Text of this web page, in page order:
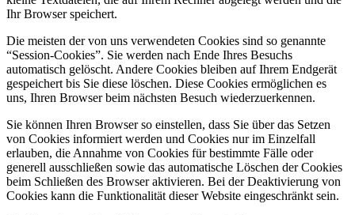
Ihr Browser speichert.
Die meisten der von uns verwendeten Cookies sind so genannte
“Session-Cookies”. Sie werden nach Ende Ihres Besuchs
automatisch gelöscht. Andere Cookies bleiben auf Ihrem Endgerät
gespeichert bis Sie diese löschen. Diese Cookies ermöglichen es
uns, Ihren Browser beim nächsten Besuch wiederzuerkennen.
Sie können Ihren Browser so einstellen, dass Sie über das Setzen
von Cookies informiert werden und Cookies nur im Einzelfall
erlauben, die Annahme von Cookies für bestimmte Fälle oder
generell ausschließen sowie das automatische Löschen der Cookies
beim Schließen des Browser aktivieren. Bei der Deaktivierung von
Cookies kann die Funktionalität dieser Website eingeschränkt sein.